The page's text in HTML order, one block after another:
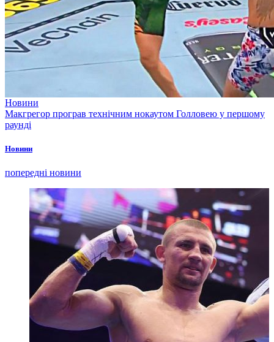
Новини
Макгрегор програв технічним нокаутом Голловею у першому
раунді
Новини
попередні новини